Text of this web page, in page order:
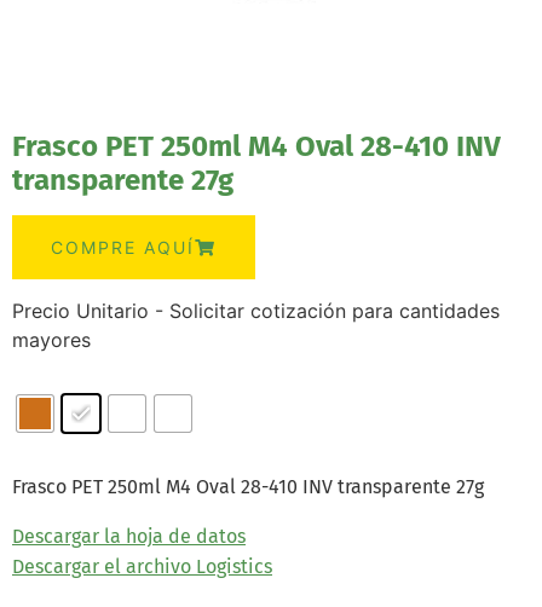
Frasco PET 250ml M4 Oval 28-410 INV
transparente 27g
COMPRE AQUÍ
Precio Unitario - Solicitar cotización para cantidades
mayores
Frasco PET 250ml M4 Oval 28-410 INV transparente 27g
Descargar la hoja de datos
Descargar el archivo Logistics